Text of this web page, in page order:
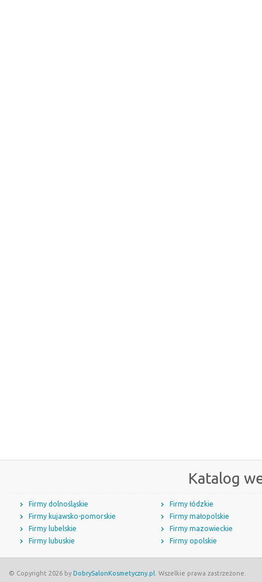
Katalog
Firmy dolnośląskie
Firmy kujawsko-pomorskie
Firmy lubelskie
Firmy lubuskie
Firmy łódzkie
Firmy małopolskie
Firmy mazowieckie
Firmy opolskie
© Copyright 2026 by DobrySalonKosmetyczny.pl . Wszelkie prawa zastrzeżone.